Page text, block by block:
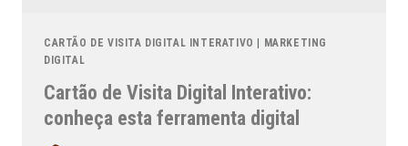
CARTÃO DE VISITA DIGITAL INTERATIVO
MARKETING
DIGITAL
Cartão de Visita Digital Interativo:
conheça esta ferramenta digital